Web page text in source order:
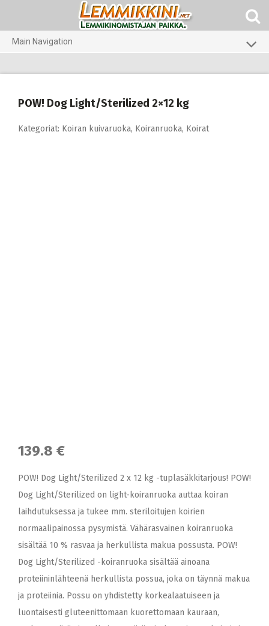
Main Navigation
Pieneläimet
POW! Dog Light/Sterilized 2×12 kg
Kategoriat: Koiran kuivaruoka, Koiranruoka, Koirat
139.8 €
POW! Dog Light/Sterilized 2 x 12 kg -tuplasäkkitarjous! POW!
Dog Light/Sterilized on light-koiranruoka auttaa koiran
laihdutuksessa ja tukee mm. steriloitujen koirien
normaalipainossa pysymistä. Vähärasvainen koiranruoka
sisältää 10 % rasvaa ja herkullista makua possusta. POW!
Dog Light/Sterilized -koiranruoka sisältää ainoana
proteiininlähteenä herkullista possua, joka on täynnä makua
ja proteiinia. Possu on yhdistetty korkealaatuiseen ja
luontaisesti gluteenittomaan kuorettomaan kauraan,